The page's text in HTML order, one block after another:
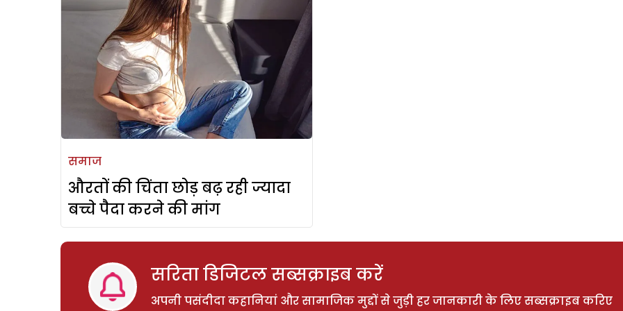
समाज
औरतों की चिंता छोड़ बढ़ रही ज्यादा
बच्चे पैदा करने की मांग
सरिता डिजिटल सब्सक्राइब करें
अपनी पसंदीदा कहानियां और सामाजिक मुद्दों से जुड़ी हर जानकारी के लिए सब्सक्राइब करिए